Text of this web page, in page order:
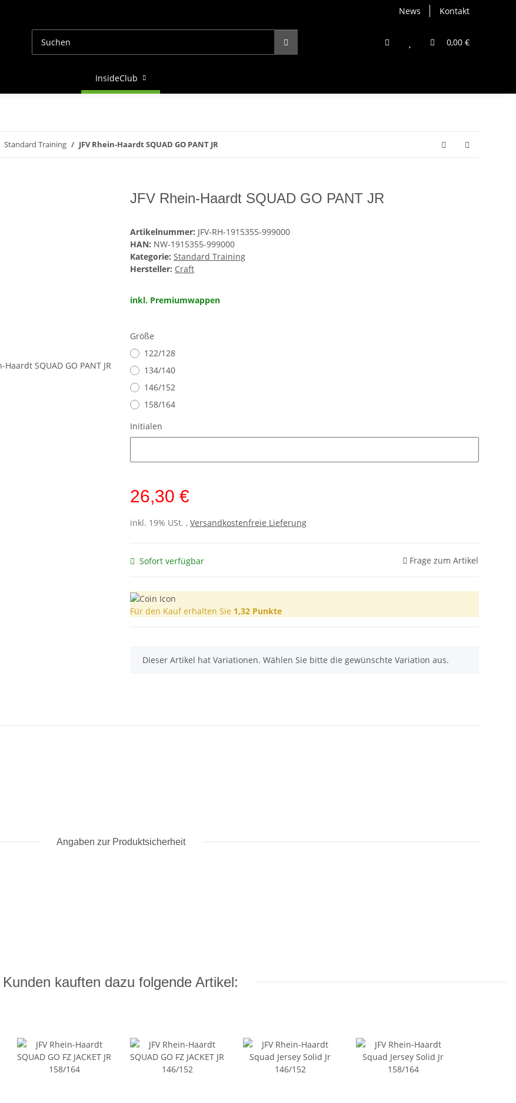
News Kontakt
0,00 €
InsideClub
Standard Training JFV Rhein-Haardt SQUAD GO PANT JR
JFV Rhein-Haardt SQUAD GO PANT JR
Artikelnummer: JFV-RH-1915355-999000
HAN: NW-1915355-999000
Kategorie: Standard Training
Hersteller: Craft
inkl. Premiumwappen
Größe
122/128
134/140
146/152
158/164
Initialen
26,30 €
inkl. 19% USt. , Versandkostenfreie Lieferung
Sofort verfügbar Frage zum Artikel
Für den Kauf erhalten Sie 1,32 Punkte
x
Dieser Artikel hat Variationen. Wählen Sie bitte die gewünschte Variation aus.
Angaben zur Produktsicherheit
Kunden kauften dazu folgende Artikel: